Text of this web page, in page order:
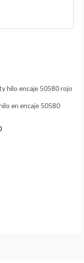
en encaje 50580